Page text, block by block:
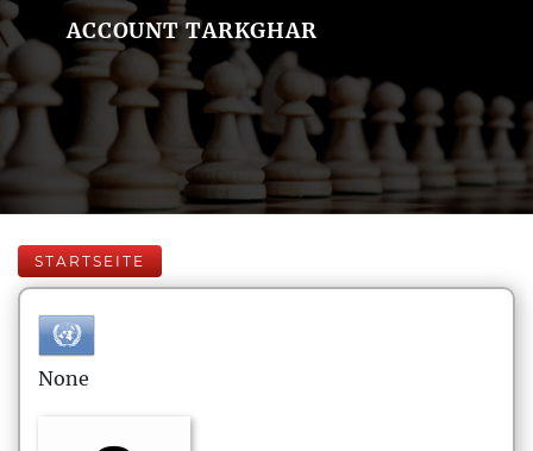
ACCOUNT TARKGHAR
STARTSEITE
None